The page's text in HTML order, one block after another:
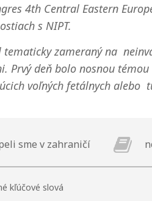
4th Central Eastern
s NIPT.
zameraný na
Prvý deň bolo nosnou
voľných fetálnych alebo
sme v zahraničí
kľúčové slová